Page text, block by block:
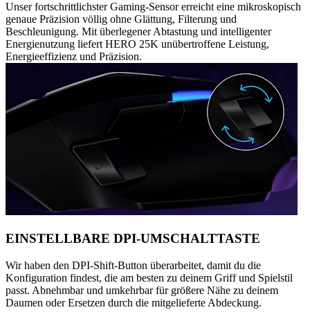
Unser fortschrittlichster Gaming-Sensor erreicht eine mikroskopisch
genaue Präzision völlig ohne Glättung, Filterung und
Beschleunigung. Mit überlegener Abtastung und intelligenter
Energienutzung liefert HERO 25K unübertroffene Leistung,
Energieeffizienz und Präzision.
EINSTELLBARE DPI-UMSCHALTTASTE
Wir haben den DPI-Shift-Button überarbeitet, damit du die
Konfiguration findest, die am besten zu deinem Griff und Spielstil
passt. Abnehmbar und umkehrbar für größere Nähe zu deinem
Daumen oder Ersetzen durch die mitgelieferte Abdeckung.